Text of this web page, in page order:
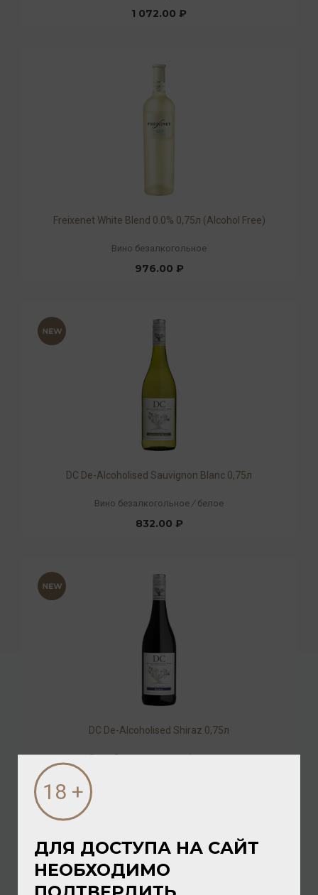
1 072.00 ₽
Freixenet White Blend 0.0% 0,75л (Alcohol Free)
Вино безалкогольное
976.00 ₽
DC De-Alcoholised Sauvignon Blanc 0,75л
Вино безалкогольное / белое
832.00 ₽
DC De-Alcoholised Shiraz 0,75л
Вино безалкогольное/ красное
ДЛЯ ДОСТУПА НА САЙТ
НЕОБХОДИМО